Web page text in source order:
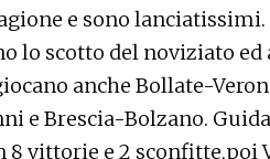
e sono
lo scotto del noviziato ed
anche Bollate-
e Brescia-Bolzano.
8 vittorie e 2 sconfitte,poi